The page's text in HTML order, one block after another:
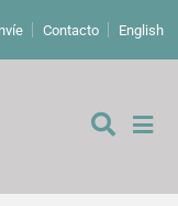
Contacto English